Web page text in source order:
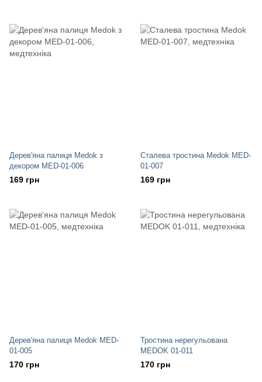
Дерев'яна палиця Medok з
декором MED-01-006
169 грн
Сталева тростина Medok MED-
01-007
169 грн
Дерев'яна палиця Medok MED-
01-005
170 грн
Тростина нерегульована
MEDOK 01-011
170 грн